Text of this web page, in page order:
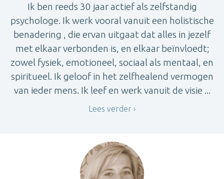
Ik ben reeds 30 jaar actief als zelfstandig
psychologe. Ik werk vooral vanuit een holistische
benadering , die ervan uitgaat dat alles in jezelf
met elkaar verbonden is, en elkaar beïnvloedt;
zowel fysiek, emotioneel, sociaal als mentaal, en
spiritueel. Ik geloof in het zelfhealend vermogen
van ieder mens. Ik leef en werk vanuit de visie ...
Lees verder